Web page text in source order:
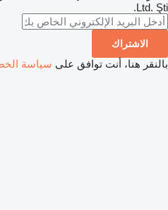
Ltd. Şti.
الاشتراك
بالنقر هنا، أنت توافق على سياسة